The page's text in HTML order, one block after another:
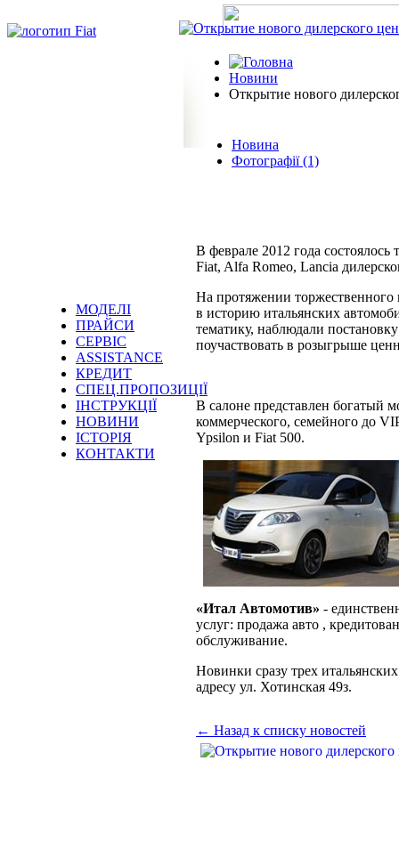
МОДЕЛІ
ПРАЙСИ
СЕРВІС
ASSISTANCE
КРЕДИТ
СПЕЦ.ПРОПОЗИЦІЇ
ІНСТРУКЦІЇ
НОВИНИ
ІСТОРІЯ
КОНТАКТИ
Новини
Открытие нового
Новина
Фотографії (1)
В феврале 2012 года
Fiat, Alfa Romeo, Lancia
На протяжении торжественного
в историю итальянских
тематику, наблюдали
поучаствовать в розыгрыше
В салоне представлен богатый
коммерческого, семейного до
Ypsilon и Fiat 500.
«Итал Автомотив» -
услуг: продажа авто ,
обслуживание.
Новинки сразу трех
адресу ул. Хотинская 49з.
← Назад к списку новостей